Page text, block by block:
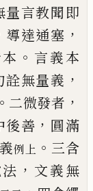
量言教聞即
導達通塞 ，
。 言義本
詮無量義 ，
。 二微發者 ，
後善 ， 圓滿
例上 。 三含
， 文義無